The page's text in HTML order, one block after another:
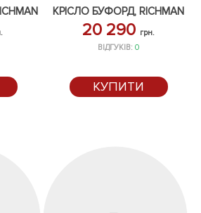
КРІСЛО БУФОРД, RICHMAN
20 290 грн.
ВІДГУКІВ:0
КУПИТИ